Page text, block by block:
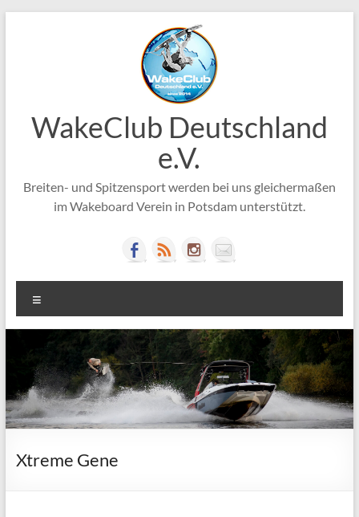
WakeClub Deutschland
e.V.
Breiten- und Spitzensport werden bei uns gleichermaßen
im Wakeboard Verein in Potsdam unterstützt.
Xtreme Gene